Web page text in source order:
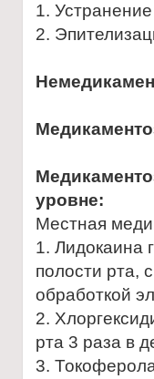
1.
2.
уровне:
Местная
1. Лидокаина
полости рта,
обработкой
2.
рта 3 раза в
3.